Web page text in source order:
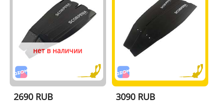
нет в наличии
2690 RUB 3090 RUB